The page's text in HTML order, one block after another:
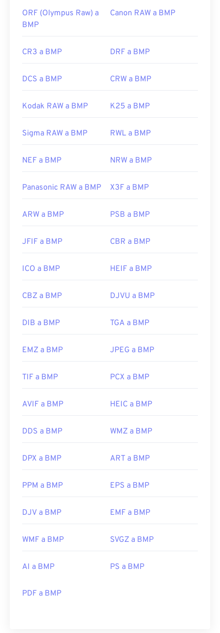
es/windows/win32/gdi/bitmaps
ORF (Olympus Raw) a
BMP
Canon RAW a BMP
CR3 a BMP DRF a BMP
DCS a BMP CRW a BMP
Kodak RAW a BMP K25 a BMP
Sigma RAW a BMP RWL a BMP
NEF a BMP NRW a BMP
Panasonic RAW a BMP X3F a BMP
ARW a BMP PSB a BMP
JFIF a BMP CBR a BMP
ICO a BMP HEIF a BMP
CBZ a BMP DJVU a BMP
DIB a BMP TGA a BMP
EMZ a BMP JPEG a BMP
TIF a BMP PCX a BMP
AVIF a BMP HEIC a BMP
DDS a BMP WMZ a BMP
DPX a BMP ART a BMP
PPM a BMP EPS a BMP
DJV a BMP EMF a BMP
WMF a BMP SVGZ a BMP
AI a BMP PS a BMP
PDF a BMP